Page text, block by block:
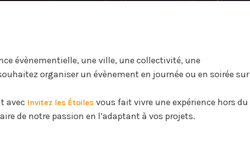
évènementielle, une ville, une collectivité, une
organiser un évènement en journée ou en soirée sur
avec Invitez les Étoiles vous fait vivre une expérience hors du
de notre passion en l’adaptant à vos projets.